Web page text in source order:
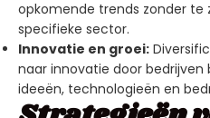
opkomende trends zonder te
specifieke sector.
Innovatie en groei:
naar innovatie door
ideeën, technologieën en